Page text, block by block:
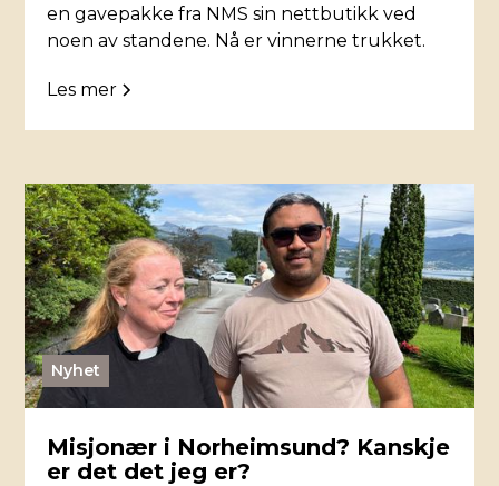
en gavepakke fra NMS sin nettbutikk ved
noen av standene. Nå er vinnerne trukket.
Les mer
Nyhet
Misjonær i Norheimsund? Kanskje
er det det jeg er?